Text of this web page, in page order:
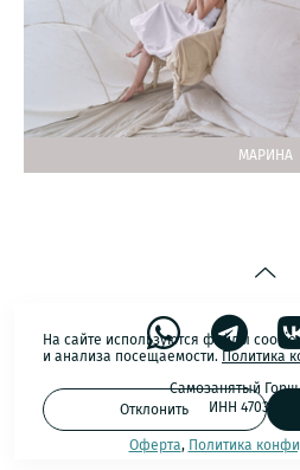
МАРИНА
Самозанятый
ИНН
Оферта, Политика
На сайте используются файлы cookie
и анализа посещаемости. Политика
Отклонить